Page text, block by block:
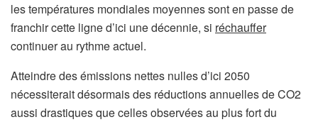
les températures mondiales moyennes sont en passe de
franchir cette ligne d’ici une décennie, si réchauffer
continuer au rythme actuel.
Atteindre des émissions nettes nulles d’ici 2050
nécessiterait désormais des réductions annuelles de CO2
aussi drastiques que celles observées au plus fort du